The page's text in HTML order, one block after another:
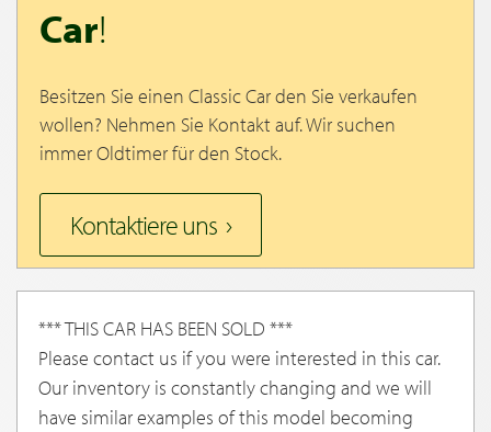
Car!
Besitzen Sie einen Classic Car den Sie verkaufen
wollen? Nehmen Sie Kontakt auf. Wir suchen
immer Oldtimer für den Stock.
Kontaktiere uns
*** THIS CAR HAS BEEN SOLD ***
Please contact us if you were interested in this car.
Our inventory is constantly changing and we will
have similar examples of this model becoming